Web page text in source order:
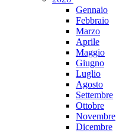
Gennaio
Febbraio
Marzo
Aprile
Maggio
Giugno
Luglio
Agosto
Settembre
Ottobre
Novembre
Dicembre